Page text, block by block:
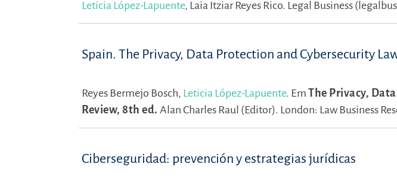
Leticia López-Lapuente, Laia Itziar Reyes Rico. Legal Business
Spain. The Privacy, Data Protection and Cybersecurity
Reyes Bermejo Bosch, Leticia López-Lapuente. Em The Privacy,
Review, 8th ed. Alan Charles Raul (Editor). London: Law Business
Ciberseguridad: prevención y estrategias jurídicas